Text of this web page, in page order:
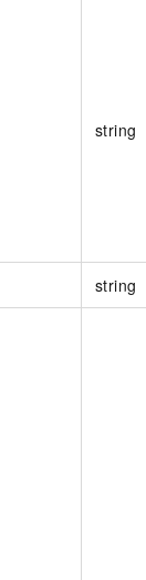
string
string